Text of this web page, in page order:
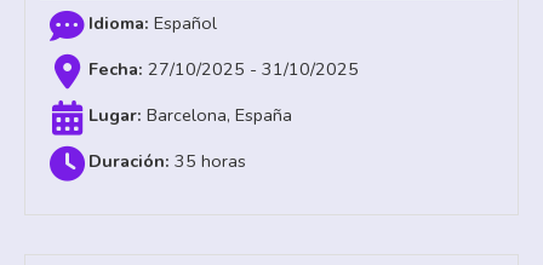
Español
27/10/2025 - 31/10/2025
Barcelona, España
35 horas